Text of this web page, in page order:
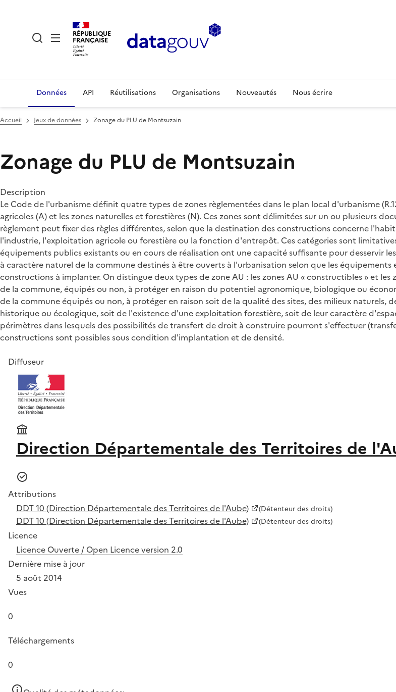
RÉPUBLIQUE
FRANÇAISE
Données API Réutilisations Organisations Nouveautés Nous écrire
Accueil Jeux de données Zonage du PLU de Montsuzain
Zonage du PLU de Montsuzain
Description
Le Code de l'urbanisme définit quatre types de zones règlementées dans le plan local d'urbanisme
agricoles (A) et les zones naturelles et forestières (N). Ces zones sont délimitées sur un ou plusieurs
règlement peut fixer des règles différentes, selon que la destination des constructions concerne
l'industrie, l'exploitation agricole ou forestière ou la fonction d'entrepôt. Ces catégories sont limitatives
équipements publics existants ou en cours de réalisation ont une capacité suffisante pour desservir
à caractère naturel de la commune destinés à être ouverts à l'urbanisation selon que les
constructions à implanter. On distingue deux types de zone AU : les zones AU « constructibles » et les
de la commune, équipés ou non, à protéger en raison du potentiel agronomique, biologique ou
de la commune équipés ou non, à protéger en raison soit de la qualité des sites, des milieux
historique ou écologique, soit de l'existence d'une exploitation forestière, soit de leur caractère
périmètres dans lesquels des possibilités de transfert de droit à construire pourront s'effectuer
constructions sont possibles sous condition d'implantation et de densité.
Diffuseur
Direction Départementale des Territoires de
Attributions
DDT 10 (Direction Départementale des Territoires de l'Aube)
(Détenteur des droits)
DDT 10 (Direction Départementale des Territoires de l'Aube) (Détenteur des droits)
Licence
Licence Ouverte / Open Licence version 2.0
Dernière mise à jour
5 août 2014
Vues
0
Téléchargements
0